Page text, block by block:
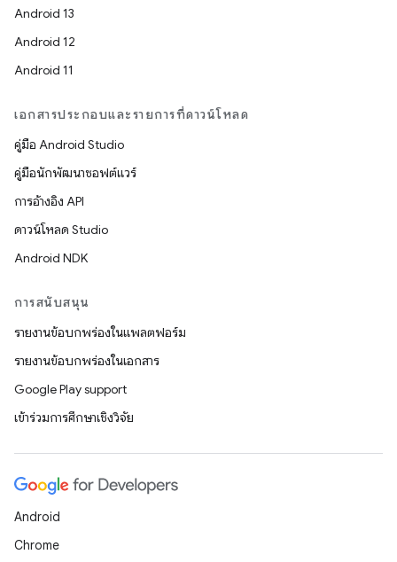
Android 13
Android 12
Android 11
เอกสารประกอบและรายการที่ดาวน์โหลด
คู่มือ Android Studio
คู่มือนักพัฒนาซอฟต์แวร์
การอ้างอิง API
ดาวน์โหลด Studio
Android NDK
การสนับสนุน
รายงานข้อบกพร่องในแพลตฟอร์ม
รายงานข้อบกพร่องในเอกสาร
Google Play support
เข้าร่วมการศึกษาเชิงวิจัย
Android
Chrome